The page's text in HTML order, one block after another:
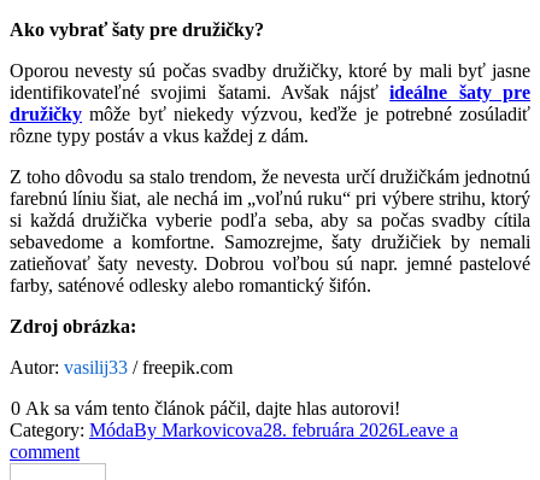
Ako vybrať šaty pre družičky?
Oporou nevesty sú počas svadby družičky, ktoré by mali byť jasne
identifikovateľné svojimi šatami. Avšak nájsťideálne šaty pre
družičky môže byť niekedy výzvou, keďže je potrebné zosúladiť
rôzne typy postáv a vkus každej z dám.
Z toho dôvodu sa stalo trendom, že nevesta určí družičkám jednotnú
farebnú líniu šiat, ale nechá im „voľnú ruku“ pri výbere strihu, ktorý
si každá družička vyberie podľa seba, aby sa počas svadby cítila
sebavedome a komfortne. Samozrejme, šaty družičiek by nemali
zatieňovať šaty nevesty. Dobrou voľbou sú napr. jemné pastelové
farby, saténové odlesky alebo romantický šifón.
Zdroj obrázka:
Autor: vasilij33 / freepik.com
0 Ak sa vám tento článok páčil, dajte hlas autorovi!
Category: MódaBy Markovicova28. februára 2026Leave a
comment